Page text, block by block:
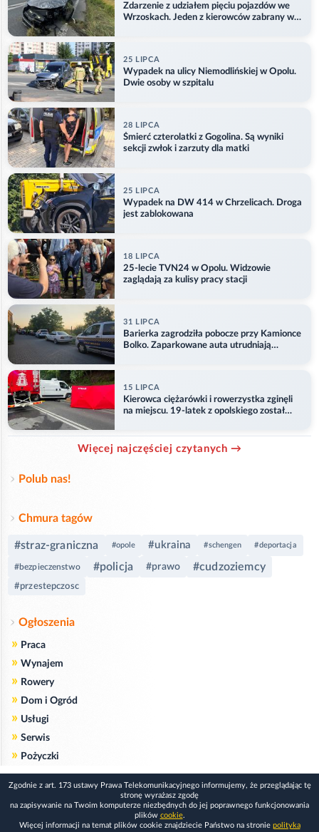
Zdarzenie z udziałem pięciu pojazdów we
Wrzoskach. Jeden z kierowców zabrany w
25 LIPCA
Wypadek na ulicy Niemodlińskiej w Opolu.
Dwie osoby w szpitalu
28 LIPCA
Śmierć czterolatki z Gogolina. Są wyniki
sekcji zwłok i zarzuty dla matki
25 LIPCA
Wypadek na DW 414 w Chrzelicach. Droga
jest zablokowana
18 LIPCA
25-lecie TVN24 w Opolu. Widzowie
zaglądają za kulisy pracy stacji
31 LIPCA
Barierka zagrodziła pobocze przy Kamionce
Bolko. Zaparkowane auta utrudniają
15 LIPCA
Kierowca ciężarówki i rowerzystka zginęli
na miejscu. 19-latek z opolskiego został
Więcej najczęściej czytanych →
Polub nas!
Chmura tagów
#straz-graniczna #opole #ukraina #schengen #deportacja
#bezpieczenstwo #policja #prawo #cudzoziemcy
#przestepczosc
Ogłoszenia
» Praca
» Wynajem
» Rowery
» Dom i Ogród
» Usługi
» Serwis
» Pożyczki
Zgodnie z art. 173 ustawy Prawa Telekomunikacyjnego informujemy, że przeglądając tę
stronę wyrażasz zgodę
na zapisywanie na Twoim komputerze niezbędnych do jej poprawnego funkcjonowania
plików cookie.
Więcej informacji na temat plików cookie znajdziecie Państwo na stronie polityka